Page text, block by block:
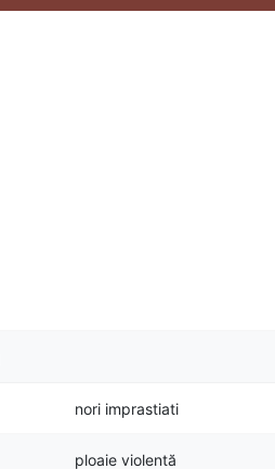
nori imprastiati
ploaie violentă